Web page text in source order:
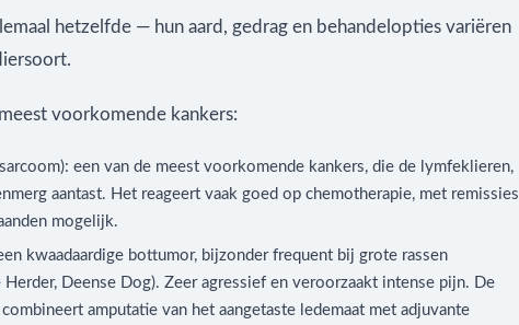
hetzelfde — hun aard, gedrag en behandelopties variëren
voorkomende kankers:
een van de meest voorkomende kankers, die de lymfeklieren,
aantast. Het reageert vaak goed op chemotherapie, met remissies
mogelijk.
kwaadaardige bottumor, bijzonder frequent bij grote rassen
Herder, Deense Dog). Zeer agressief en veroorzaakt intense pijn. De
combineert amputatie van het aangetaste ledemaat met adjuvante